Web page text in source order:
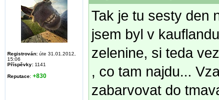
Registrován: úte 31.01.2012,
15:06
Příspěvky: 1141
Reputace: +830
Tak je tu sesty den
jsem byl v
zelenine, si teda
, co tam najdu...
zabarvovat do